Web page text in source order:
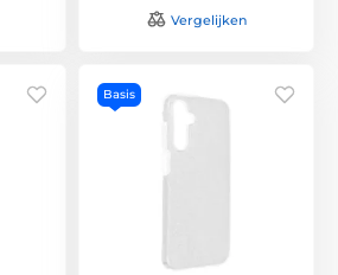
Vergelijken
Basis